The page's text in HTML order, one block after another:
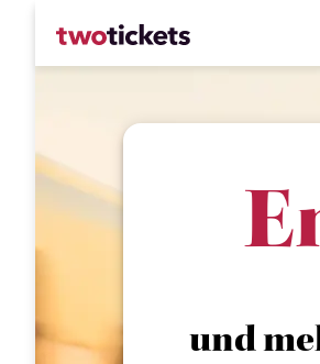
und